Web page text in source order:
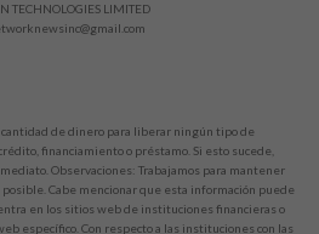
TECHNOLOGIES LIMITED
de dinero para liberar ningún tipo de
financiamiento o préstamo. Si esto sucede,
Observaciones: Trabajamos para mantener
Cabe mencionar que esta información puede
en los sitios web de instituciones financieras o
específico. Con respecto a las instituciones con las